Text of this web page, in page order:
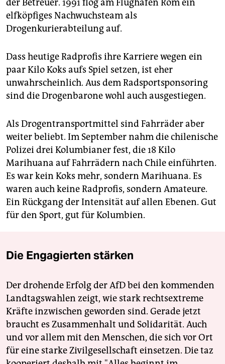
der Betreuer. 1991 flog am Flughafen Rom ein
elfköpfiges Nachwuchsteam als
Drogenkurierabteilung auf.
Dass heutige Radprofis ihre Karriere wegen ein
paar Kilo Koks aufs Spiel setzen, ist eher
unwahrscheinlich. Aus dem Radsportsponsoring
sind die Drogenbarone wohl auch ausgestiegen.
Als Drogentransportmittel sind Fahrräder aber
weiter beliebt. Im September nahm die chilenische
Polizei drei Kolumbianer fest, die 18 Kilo
Marihuana auf Fahrrädern nach Chile einführten.
Es war kein Koks mehr, sondern Marihuana. Es
waren auch keine Radprofis, sondern Amateure.
Ein Rückgang der Intensität auf allen Ebenen. Gut
für den Sport, gut für Kolumbien.
Die Engagierten stärken
Der drohende Erfolg der AfD bei den kommenden
Landtagswahlen zeigt, wie stark rechtsextreme
Kräfte inzwischen geworden sind. Gerade jetzt
braucht es Zusammenhalt und Solidarität. Auch
und vor allem mit den Menschen, die sich vor Ort
für eine starke Zivilgesellschaft einsetzen. Die taz